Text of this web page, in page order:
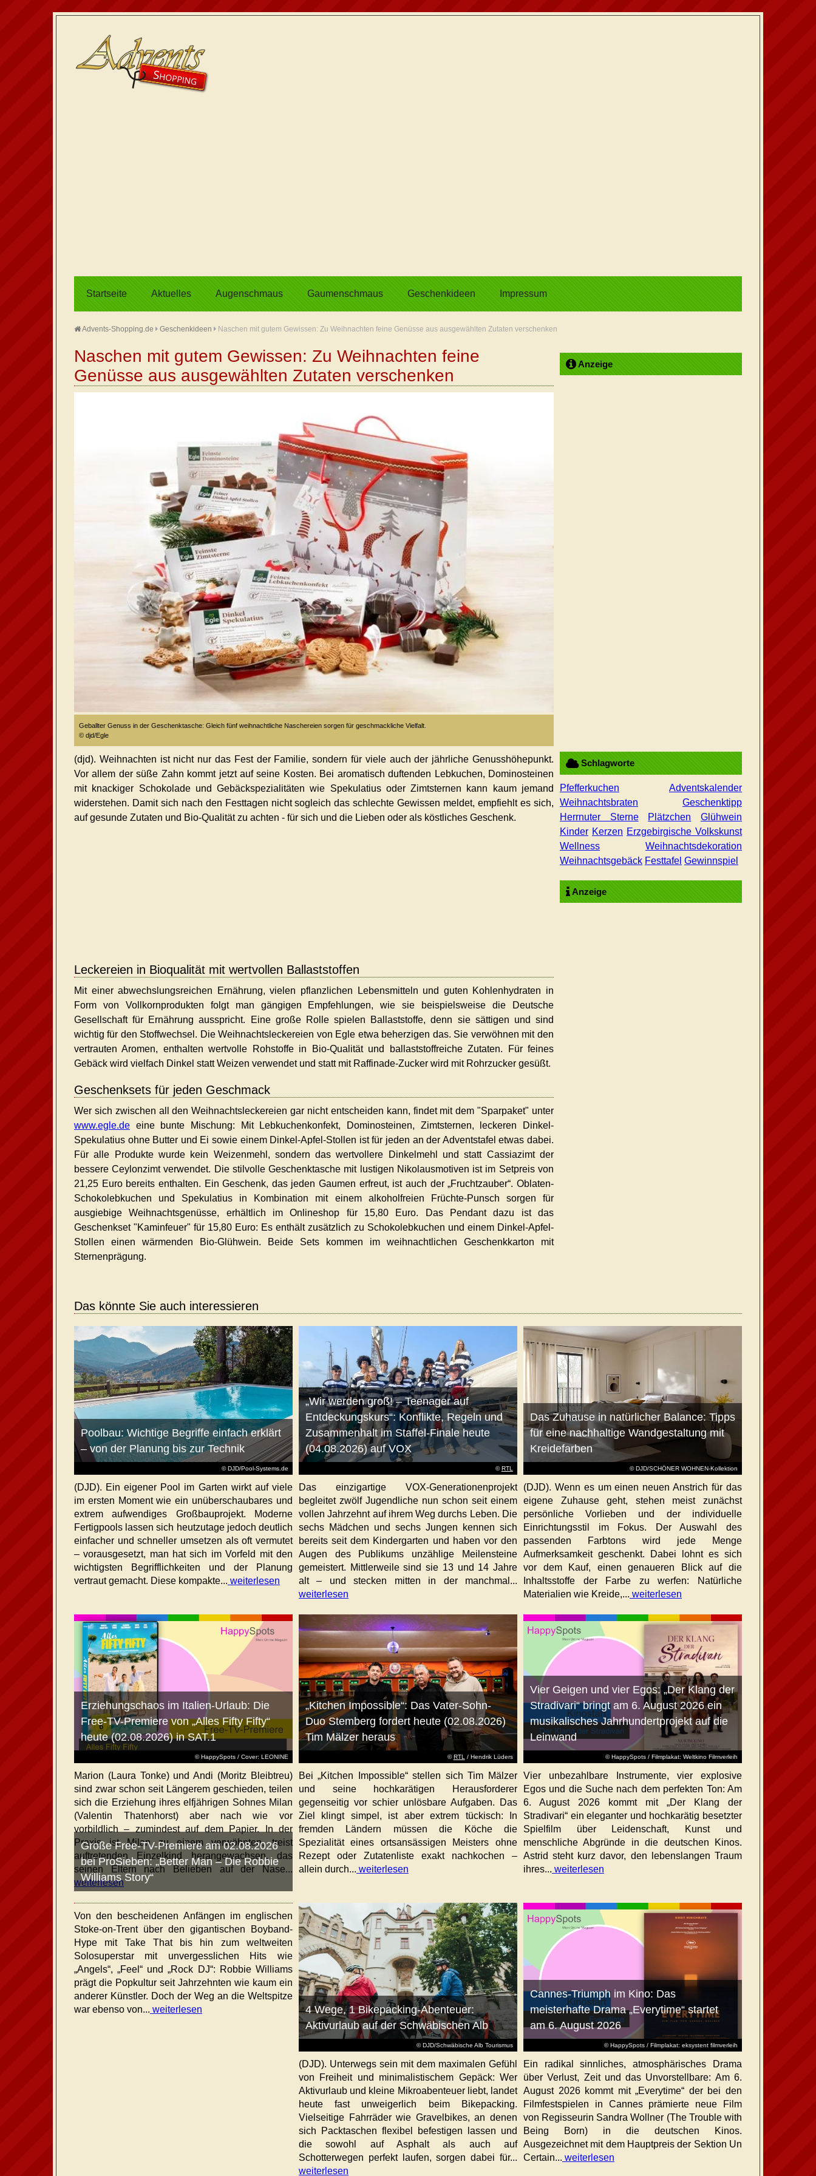
Startseite Aktuelles Augenschmaus Gaumenschmaus Geschenkideen Impressum
Advents-Shopping.de Geschenkideen Naschen mit gutem Gewissen: Zu Weihnachten feine Genüsse aus ausgewählten Zutaten verschenken
Naschen mit gutem Gewissen: Zu Weihnachten feine
Genüsse aus ausgewählten Zutaten verschenken
Geballter Genuss in der Geschenktasche: Gleich fünf weihnachtliche Naschereien sorgen für geschmackliche Vielfalt.
© djd/Egle
(djd). Weihnachten ist nicht nur das Fest der Familie, sondern für viele auch der jährliche Genusshöhepunkt.
Vor allem der süße Zahn kommt jetzt auf seine Kosten. Bei aromatisch duftenden Lebkuchen, Dominosteinen
mit knackiger Schokolade und Gebäckspezialitäten wie Spekulatius oder Zimtsternen kann kaum jemand
widerstehen. Damit sich nach den Festtagen nicht sogleich das schlechte Gewissen meldet, empfiehlt es sich,
auf gesunde Zutaten und Bio-Qualität zu achten - für sich und die Lieben oder als köstliches Geschenk.
Leckereien in Bioqualität mit wertvollen Ballaststoffen
Mit einer abwechslungsreichen Ernährung, vielen pflanzlichen Lebensmitteln und guten Kohlenhydraten in
Form von Vollkornprodukten folgt man gängigen Empfehlungen, wie sie beispielsweise die Deutsche
Gesellschaft für Ernährung ausspricht. Eine große Rolle spielen Ballaststoffe, denn sie sättigen und sind
wichtig für den Stoffwechsel. Die Weihnachtsleckereien von Egle etwa beherzigen das. Sie verwöhnen mit den
vertrauten Aromen, enthalten wertvolle Rohstoffe in Bio-Qualität und ballaststoffreiche Zutaten. Für feines
Gebäck wird vielfach Dinkel statt Weizen verwendet und statt mit Raffinade-Zucker wird mit Rohrzucker gesüßt.
Geschenksets für jeden Geschmack
Wer sich zwischen all den Weihnachtsleckereien gar nicht entscheiden kann, findet mit dem "Sparpaket" unter
www.egle.de eine bunte Mischung: Mit Lebkuchenkonfekt, Dominosteinen, Zimtsternen, leckeren Dinkel-
Spekulatius ohne Butter und Ei sowie einem Dinkel-Apfel-Stollen ist für jeden an der Adventstafel etwas dabei.
Für alle Produkte wurde kein Weizenmehl, sondern das wertvollere Dinkelmehl und statt Cassiazimt der
bessere Ceylonzimt verwendet. Die stilvolle Geschenktasche mit lustigen Nikolausmotiven ist im Setpreis von
21,25 Euro bereits enthalten. Ein Geschenk, das jeden Gaumen erfreut, ist auch der „Fruchtzauber“. Oblaten-
Schokolebkuchen und Spekulatius in Kombination mit einem alkoholfreien Früchte-Punsch sorgen für
ausgiebige Weihnachtsgenüsse, erhältlich im Onlineshop für 15,80 Euro. Das Pendant dazu ist das
Geschenkset "Kaminfeuer" für 15,80 Euro: Es enthält zusätzlich zu Schokolebkuchen und einem Dinkel-Apfel-
Stollen einen wärmenden Bio-Glühwein. Beide Sets kommen im weihnachtlichen Geschenkkarton mit
Sternenprägung.
Anzeige
Schlagworte
Pfefferkuchen
Adventskalender
Weihnachtsbraten
Geschenktipp
Herrnuter Sterne
Plätzchen
Glühwein
Kinder Kerzen Erzgebirgische Volkskunst
Wellness
Weihnachtsdekoration
Weihnachtsgebäck Festtafel Gewinnspiel
Anzeige
Das könnte Sie auch interessieren
© DJD/Pool-Systems.de
Poolbau: Wichtige Begriffe einfach erklärt
– von der Planung bis zur Technik
(DJD). Ein eigener Pool im Garten wirkt auf viele
im ersten Moment wie ein unüberschaubares und
extrem aufwendiges Großbauprojekt. Moderne
Fertigpools lassen sich heutzutage jedoch deutlich
einfacher und schneller umsetzen als oft vermutet
– vorausgesetzt, man hat sich im Vorfeld mit den
wichtigsten Begrifflichkeiten und der Planung
vertraut gemacht. Diese kompakte... weiterlesen
©RTL
„Wir werden groß! – Teenager auf
Entdeckungskurs“: Konflikte, Regeln und
Zusammenhalt im Staffel-Finale heute
(04.08.2026) auf VOX
Das einzigartige VOX-Generationenprojekt
begleitet zwölf Jugendliche nun schon seit einem
vollen Jahrzehnt auf ihrem Weg durchs Leben. Die
sechs Mädchen und sechs Jungen kennen sich
bereits seit dem Kindergarten und haben vor den
Augen des Publikums unzählige Meilensteine
gemeistert. Mittlerweile sind sie 13 und 14 Jahre
alt – und stecken mitten in der manchmal...
weiterlesen
© DJD/SCHÖNER WOHNEN-Kollektion
Das Zuhause in natürlicher Balance: Tipps
für eine nachhaltige Wandgestaltung mit
Kreidefarben
(DJD). Wenn es um einen neuen Anstrich für das
eigene Zuhause geht, stehen meist zunächst
persönliche Vorlieben und der individuelle
Einrichtungsstil im Fokus. Der Auswahl des
passenden Farbtons wird jede Menge
Aufmerksamkeit geschenkt. Dabei lohnt es sich
vor dem Kauf, einen genaueren Blick auf die
Inhaltsstoffe der Farbe zu werfen: Natürliche
Materialien wie Kreide,... weiterlesen
© HappySpots / Cover: LEONINE
Erziehungschaos im Italien-Urlaub: Die
Free-TV-Premiere von „Alles Fifty Fifty“
heute (02.08.2026) in SAT.1
Marion (Laura Tonke) und Andi (Moritz Bleibtreu)
sind zwar schon seit Längerem geschieden, teilen
sich die Erziehung ihres elfjährigen Sohnes Milan
(Valentin Thatenhorst) aber nach wie vor
vorbildlich – zumindest auf dem Papier. In der
Praxis ist Milan zu einem verwöhnten, treist
auftretenden Einzelkind herangewachsen, das
seinen Eltern nach Belieben auf der Nase...
weiterlesen
©RTL / Hendrik Lüders
„Kitchen Impossible“: Das Vater-Sohn-
Duo Stemberg fordert heute (02.08.2026)
Tim Mälzer heraus
Bei „Kitchen Impossible“ stellen sich Tim Mälzer
und seine hochkarätigen Herausforderer
gegenseitig vor schier unlösbare Aufgaben. Das
Ziel klingt simpel, ist aber extrem tückisch: In
fremden Ländern müssen die Köche die
Spezialität eines ortsansässigen Meisters ohne
Rezept oder Zutatenliste exakt nachkochen –
allein durch... weiterlesen
© HappySpots / Filmplakat: Weltkino Filmverleih
Vier Geigen und vier Egos: „Der Klang der
Stradivari“ bringt am 6. August 2026 ein
musikalisches Jahrhundertprojekt auf die
Leinwand
Vier unbezahlbare Instrumente, vier explosive
Egos und die Suche nach dem perfekten Ton: Am
6. August 2026 kommt mit „Der Klang der
Stradivari“ ein eleganter und hochkarätig besetzter
Spielfilm über Leidenschaft, Kunst und
menschliche Abgründe in die deutschen Kinos.
Astrid steht kurz davor, den lebenslangen Traum
ihres... weiterlesen
Große Free-TV-Premiere am 02.08.2026
bei ProSieben: „Better Man – Die Robbie
Williams Story“
Von den bescheidenen Anfängen im englischen
Stoke-on-Trent über den gigantischen Boyband-
Hype mit Take That bis hin zum weltweiten
Solosuperstar mit unvergesslichen Hits wie
„Angels“, „Feel“ und „Rock DJ“: Robbie Williams
prägt die Popkultur seit Jahrzehnten wie kaum ein
anderer Künstler. Doch der Weg an die Weltspitze
war ebenso von... weiterlesen
© DJD/Schwäbische Alb Tourismus
4 Wege, 1 Bikepacking-Abenteuer:
Aktivurlaub auf der Schwäbischen Alb
(DJD). Unterwegs sein mit dem maximalen Gefühl
von Freiheit und minimalistischem Gepäck: Wer
Aktivurlaub und kleine Mikroabenteuer liebt, landet
heute fast unweigerlich beim Bikepacking.
Vielseitige Fahrräder wie Gravelbikes, an denen
sich Packtaschen flexibel befestigen lassen und
die sowohl auf Asphalt als auch auf
Schotterwegen perfekt laufen, sorgen dabei für...
weiterlesen
© HappySpots / Filmplakat: eksystent filmverleih
Cannes-Triumph im Kino: Das
meisterhafte Drama „Everytime“ startet
am 6. August 2026
Ein radikal sinnliches, atmosphärisches Drama
über Verlust, Zeit und das Unvorstellbare: Am 6.
August 2026 kommt mit „Everytime“ der bei den
Filmfestspielen in Cannes prämierte neue Film
von Regisseurin Sandra Wollner (The Trouble with
Being Born) in die deutschen Kinos.
Ausgezeichnet mit dem Hauptpreis der Sektion Un
Certain... weiterlesen